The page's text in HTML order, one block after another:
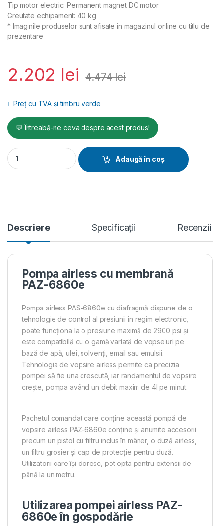
Tip motor electric: Permanent magnet DC motor
Greutate echipament: 40 kg
* Imaginile produselor sunt afisate in magazinul online cu titlu de
prezentare
2.202 lei 4.474lei
ℹ️ Preț cu TVA și timbru verde
💬 Întreabă-ne ceva despre acest produs!
Pompa airless cu membrana PAZ-6860e debit 4 l/min.
Adaugă în coș
Descriere Specificații Recenzii
Pompa airless cu membrană
PAZ-6860e
Pompa airless PAS-6860e cu diafragmă dispune de o
tehnologie de control al presiunii în regim electronic,
poate funcționa la o presiune maximă de 2900 psi și
este compatibilă cu o gamă variată de vopseluri pe
bază de apă, ulei, solvenți, email sau emulsii.
Tehnologia de vopsire airless permite ca precizia
pompei să fie una crescută, iar randamentul de vopsire
crește, pompa având un debit maxim de 4l pe minut.
Pachetul comandat care conține această pompă de
vopsire airless PAZ-6860e conține și anumite accesorii
precum un pistol cu filtru inclus în mâner, o duză airless,
un filtru grosier și cap de protecție pentru duză.
Utilizatorii care își doresc, pot opta pentru extensii de
până la un metru.
Utilizarea pompei airless PAZ-
6860e în gospodărie